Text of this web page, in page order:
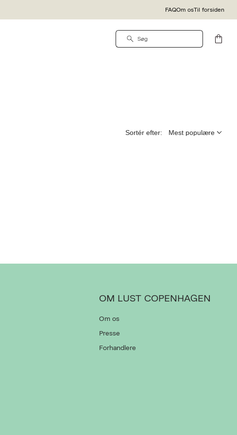
FAQOm osTil forsiden
Sortér efter:
OM LUST COPENHAGEN
Om os
Presse
Forhandlere